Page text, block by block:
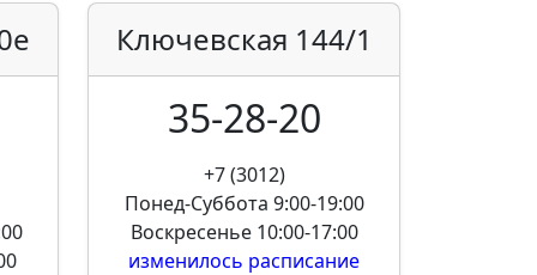
Ключевская 144/1
35-28-20
+7 (3012)
Понед-Суббота 9:00-19:00
Воскресенье 10:00-17:00
изменилось расписание